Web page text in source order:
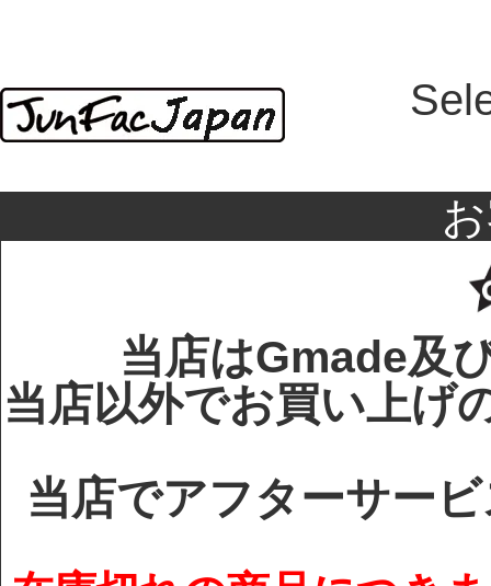
当店はGmade及
当店以外でお買い上げ
当店でアフターサー